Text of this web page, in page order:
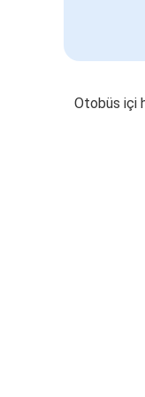
Otobüs içi